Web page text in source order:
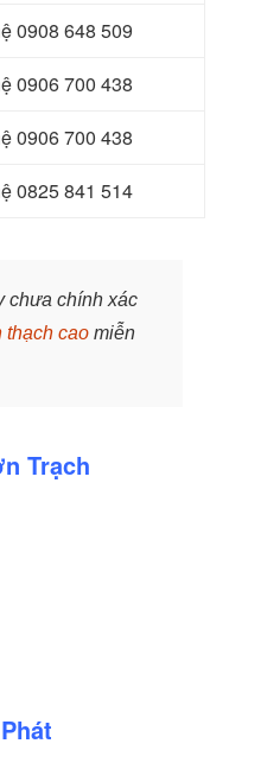
0908 648 509
0906 700 438
0906 700 438
0825 841 514
chưa chính xác
thạch cao miễn
Trạch